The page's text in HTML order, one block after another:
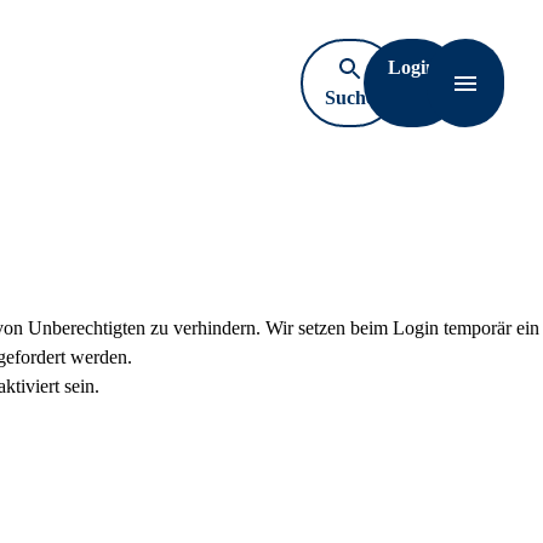
Suche
öffnen
Login
Unberechtigten zu verhindern. Wir setzen beim Login temporär ein
werden.
sein.